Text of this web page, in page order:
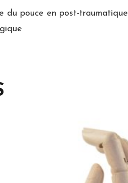
du pouce en post-traumatique